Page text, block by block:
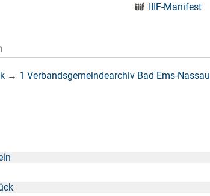
IIIF-Manifest
→ 1 Verbandsgemeindearchiv Bad Ems-Nassau